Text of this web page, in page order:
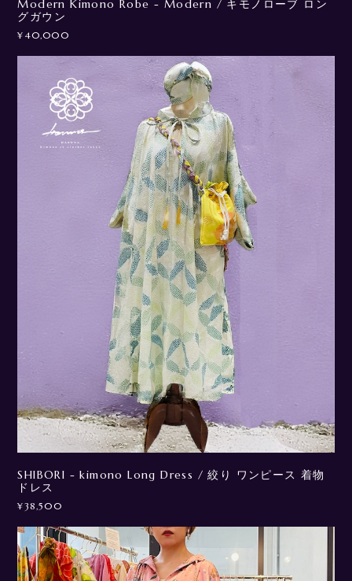
Modern Kimono Robe - Modern / キモノローブ ロン
グガウン
¥40,000
SHIBORI - kimono Long Dress / 絞り ワンピース 着物
ドレス
¥38,500